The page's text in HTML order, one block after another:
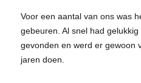
Voor een aantal van ons was
gebeuren. Al snel had
gevonden en werd er gewoon
jaren doen.